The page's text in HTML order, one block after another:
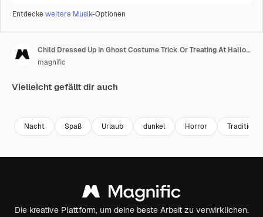
Entdeckeweitere Musik-Optionen
Child Dressed Up In Ghost Costume Trick Or Treating At Halloween Scaring People Running Around Against Black Background 1
magnific
Vielleicht gefällt dir auch
Nacht Spaß Urlaub dunkel Horror Tradition
Die kreative Plattform, um deine beste Arbeit zu verwirklichen.